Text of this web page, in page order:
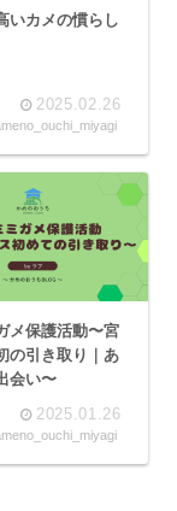
いカメの慣らし
2025.02.26
メ保護活動〜宮
の引き取り｜あ
会い〜
2025.01.26